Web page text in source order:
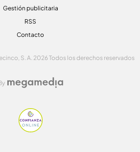
Gestión publicitaria
RSS
Contacto
S. A. 2026 Todos los derechos reservados